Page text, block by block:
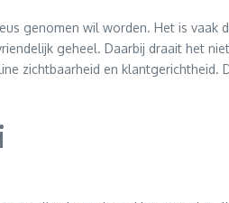
genomen wil worden. Het is
geheel. Daarbij draait het
zichtbaarheid en